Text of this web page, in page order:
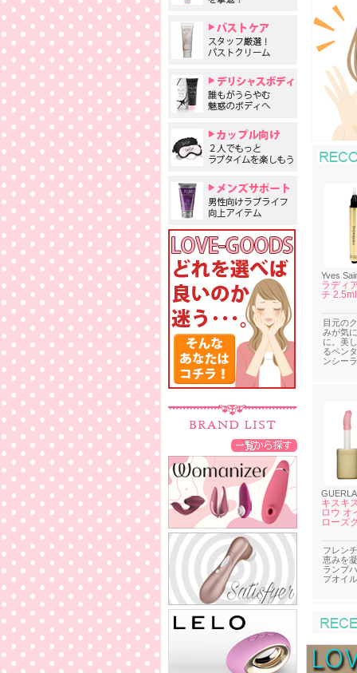
Yves
ラディ
チ
目元の
みが気
に。美
るペン
ンシー
キスキ
ロウ オ
ローズ
フレン
恵みを
ランプ
プオイル